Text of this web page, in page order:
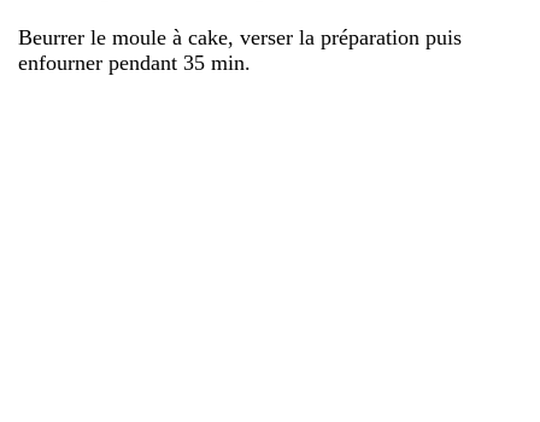
Beurrer le moule à cake, verser la préparation puis
enfourner pendant 35 min.